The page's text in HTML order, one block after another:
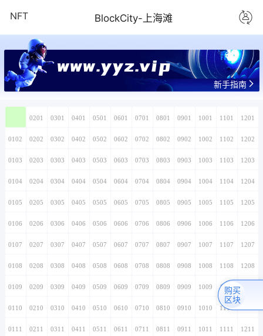
NFT BlockCity-上海滩
www.yyz.vip
新手指南
0201 0301 0401 0501 0601 0701 0801 0901 1001 1101 1201
0102 0202 0302 0402 0502 0602 0702 0802 0902 1002 1102 1202
0103 0203 0303 0403 0503 0603 0703 0803 0903 1003 1103 1203
0104 0204 0304 0404 0504 0604 0704 0804 0904 1004 1104 1204
0105 0205 0305 0405 0505 0605 0705 0805 0905 1005 1105 1205
0106 0206 0306 0406 0506 0606 0706 0806 0906 1006 1106 1206
0107 0207 0307 0407 0507 0607 0707 0807 0907 1007 1107 1207
0108 0208 0308 0408 0508 0608 0708 0808 0908 1008 1108 1208
0109 0209 0309 0409 0509 0609 0709 0809 0909 1009 1109
0110 0210 0310 0410 0510 0610 0710 0810 0910 1010 1110
0111 0211 0311 0411 0511 0611 0711 0811 0911 1011 1111 1211
购买
区块